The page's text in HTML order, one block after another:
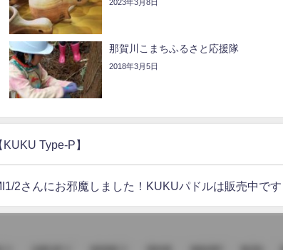
2023年3月8日
那賀川こまちふるさと応援隊
2018年3月5日
Type-P】
2さんにお邪魔しました！KUKUパドルは販売中で